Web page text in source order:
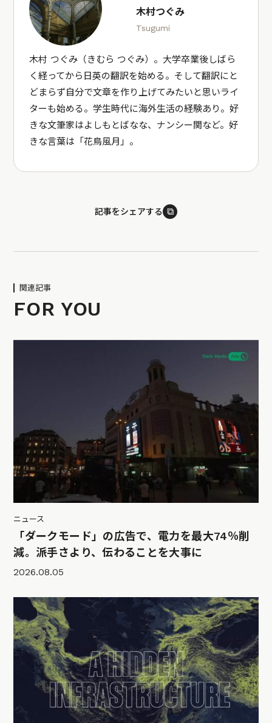
木村つぐみ
Tsugumi
木村 つぐみ（きむら つぐみ）。大学卒業後しばら
く経ってから日英の翻訳を始める。そして翻訳にと
どまらず自分で文章を作り上げてみたいと思いライ
ターも始める。学生時代に海外生活の経験あり。好
きな文筆家はよしもとばなな、ナンシー関など。好
きな言葉は「花鳥風月」。
記事をシェアする ⧉
関連記事
FOR YOU
ニュース
「ダークモード」の広告で、電力を最大74％削
減。派手さより、伝わることを大事に
2026.08.05